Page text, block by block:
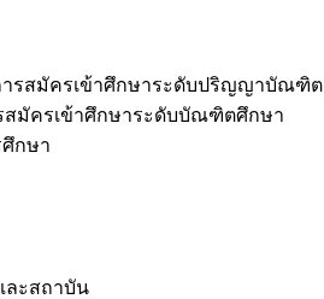
ารสมัครเข้าศึกษาระดับปริญญาบัณฑิต
สมัครเข้าศึกษาระดับบัณฑิตศึกษา
กษา
ละสถาบัน